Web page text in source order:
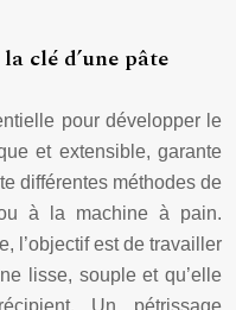
clé d’une pâte
pour développer le
et extensible, garante
différentes méthodes de
à la machine à pain.
l’objectif est de travailler
lisse, souple et qu’elle
Un pétrissage